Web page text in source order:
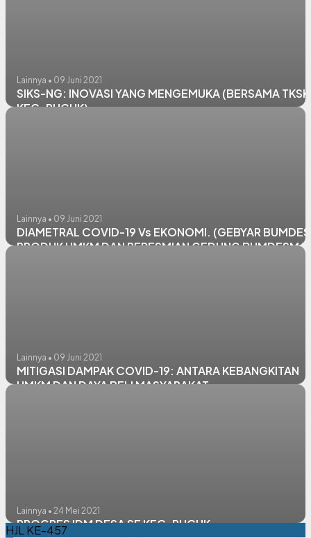
Lainnya • 09 Juni 2021
SIKS-NG: INOVASI YANG MENGEMUKA (BERSAMA TKSK
KEC. PUCUK)
Lainnya • 09 Juni 2021
DIAMETRAL COVID-19 Vs EKONOMI. (GEBYAR
PRODUK UMKM DAN PERESMIAN GEDUNG BUMDESMA
Lainnya • 09 Juni 2021
MITIGASI DAMPAK COVID-19: ANTARA KEBANGKITAN
UMKM DAN DAYA BELI MASYARAKAT
Lainnya • 24 Mei 2021
PROGRES IDM DESA SE KEC. PUCUK
HJL KE-457